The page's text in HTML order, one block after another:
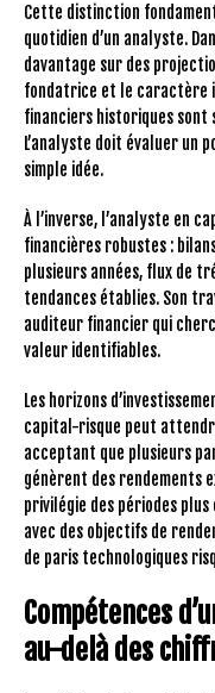
Cette distinction
quotidien d’un analyste.
davantage sur des
fondatrice et le caractère
financiers historiques sont
L’analyste doit évaluer un
simple idée.
À l’inverse, l’analyste en
financières robustes :
plusieurs années, flux de
tendances établies. Son
auditeur financier qui
valeur identifiables.
Les horizons
capital-risque peut
acceptant que plusieurs
génèrent des rendements
privilégie des périodes
avec des objectifs de
de paris technologiques
Compétences
au-delà des